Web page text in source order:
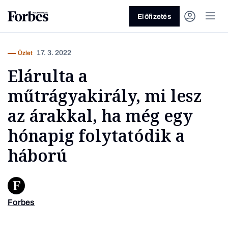
Vagy fedezze fel a következő
Előfizetés
Üzlet 17. 3. 2022
Elárulta a
műtrágyakirály, mi lesz
az árakkal, ha még egy
hónapig folytatódik a
háború
Forbes